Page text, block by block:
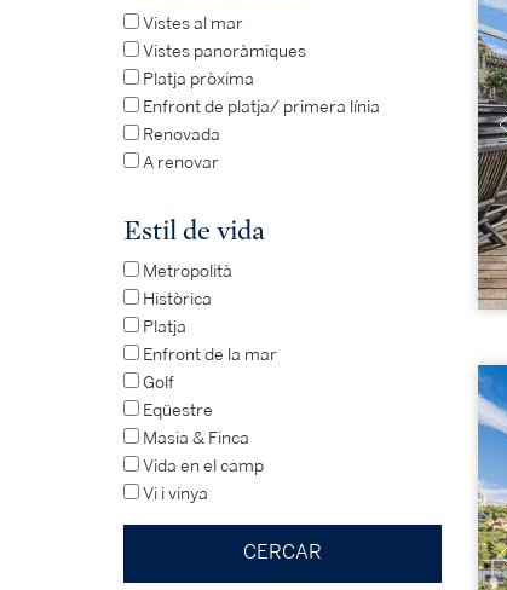
Vistes al mar
Vistes panoràmiques
Platja pròxima
Enfront de platja/ primera línia
Renovada
A renovar
Estil de vida
Metropolità
Històrica
Platja
Enfront de la mar
Golf
Eqüestre
Masia & Finca
Vida en el camp
Vi i vinya